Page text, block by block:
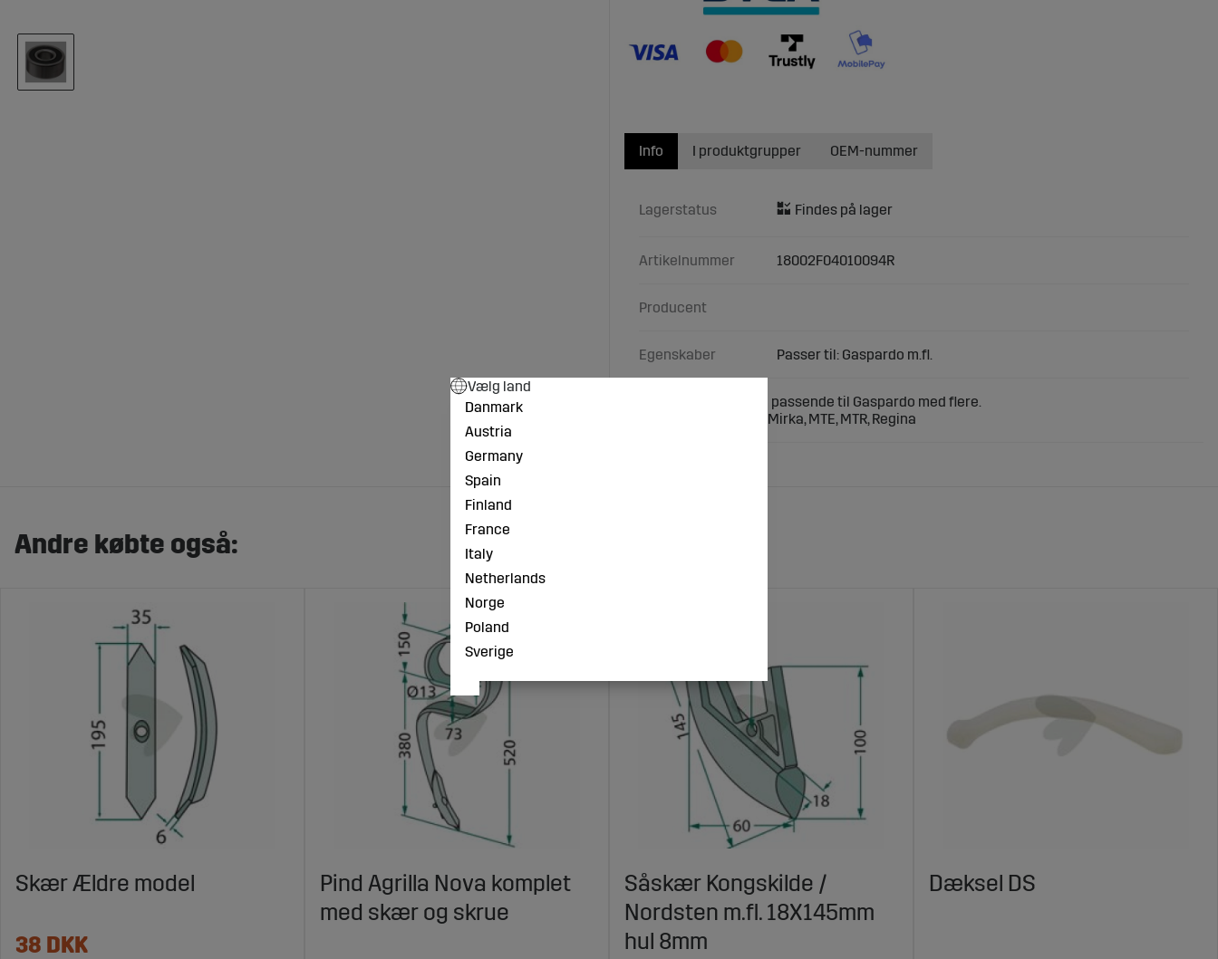
Info
Lagerstatus
Artikelnummer 18002F04010094R
Producent
Egenskaber Passer til: Gaspardo m.fl.
Leje 20x52x22,2 mm passende til Gaspardo med flere.
Typer: Manta, Maga, Mirka, MTE, MTR, Regina
I produktgrupper OEM-nummer
Andre købte også:
Skær Ældre model
38 DKK
Pind Agrilla Nova komplet
med skær og skrue
Såskær Kongskilde /
Nordsten m.fl. 18X145mm
hul 8mm
Dæksel DS
Vælg land
Danmark
Austria
Germany
Spain
Finland
France
Italy
Netherlands
Norge
Poland
Sverige